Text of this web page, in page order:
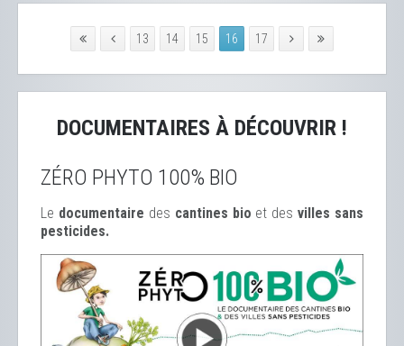
13 14 15 16 17
DOCUMENTAIRES À DÉCOUVRIR !
ZÉRO PHYTO 100% BIO
Le documentaire des cantines bio et desvilles sans
pesticides.